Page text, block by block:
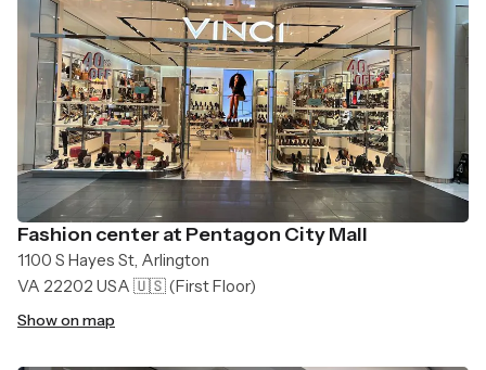
Fashion center at Pentagon City Mall
1100 S Hayes St, Arlington
VA 22202 USA 🇺🇸(First Floor)
Show on map